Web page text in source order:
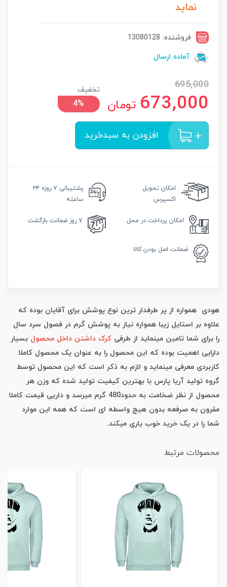
نماید
فروشنده: 13080128
آماده ارسال
695,000
673,000 تومان
تخفیف
4%
افزودن به سبدخرید
امکان تحویل
اکسپرس
پشتیبانی
۷ روزه ۲۴
ساعته
امکان پرداخت در محل ۷ روز ضمانت بازگشت
ضمانت اصل بودن کالا
هودی همواره از پر طرفدار ترین نوع پوشش برای آقایان بوده که
علاوه بر استایل زیبا همواره نیاز به پوشش گرم در فصول سرد سال
را برای شما تامین مینماید از طرفی کرک داشتن داخل محصول بسیار
دارایی اهمیت بوده که این محصول را به عنوان یک محصول کاملا
کاربردی معرفی مینماید و لازم به ذکر است که این محصول توسط
گروه تولید آریا پارس با بهترین کیفیت تولید شده که وزن هر
محصول از نظر ضخامت به حدود480 گرم میرسد و داریی قیمت کاملا
مقرون به صرفعه بدون هیچ واسطه ای است که همه این موارد
شما را در یک خرید خوب یاری میکند.
محصولات مرتبط